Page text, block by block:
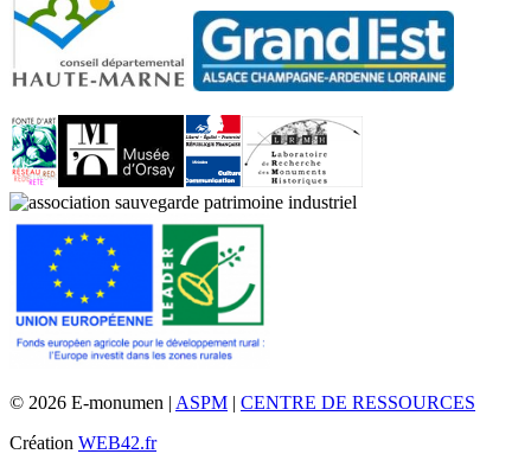
© 2026 E-monumen | ASPM | CENTRE DE RESSOURCES
Création WEB42.fr